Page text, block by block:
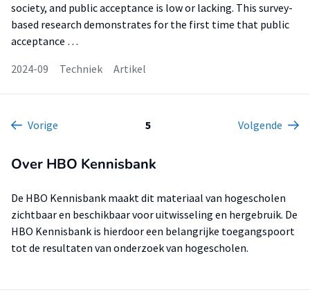
society, and public acceptance is low or lacking. This survey-
based research demonstrates for the first time that public
acceptance …
2024-09
Techniek Artikel
Vorige 5 Volgende
Over HBO Kennisbank
De HBO Kennisbank maakt dit materiaal van hogescholen
zichtbaar en beschikbaar voor uitwisseling en hergebruik. De
HBO Kennisbank is hierdoor een belangrijke toegangspoort
tot de resultaten van onderzoek van hogescholen.